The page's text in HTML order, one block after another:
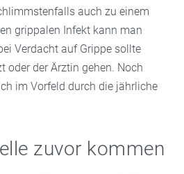
auch zu einem
grippalen Infekt kann man
Verdacht auf Grippe sollte
oder der Ärztin gehen. Noch
im Vorfeld durch die jährliche
zuvor kommen